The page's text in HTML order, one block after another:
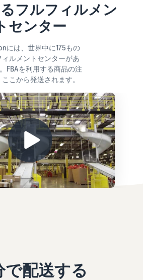
フルフィルメン
センター
には、世界中に175もの
ィルメントセンターがあ
FBAを利用する商品の注
こから発送されます。
で配送する